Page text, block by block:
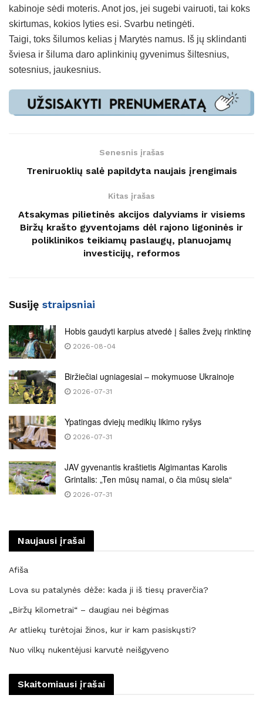
kabinoje sėdi moteris. Anot jos, jei sugebi vairuoti, tai koks
skirtumas, kokios lyties esi. Svarbu netingėti.
Taigi, toks šilumos kelias į Marytės namus. Iš jų sklindanti
šviesa ir šiluma daro aplinkinių gyvenimus šiltesnius,
sotesnius, jaukesnius.
Senesnis įrašas
Treniruoklių salė papildyta naujais įrengimais
Kitas įrašas
Atsakymas pilietinės akcijos dalyviams ir visiems
Biržų krašto gyventojams dėl rajono ligoninės ir
poliklinikos teikiamų paslaugų, planuojamų
investicijų, reformos
Susiję straipsniai
Hobis gaudyti karpius atvedė į šalies žvejų rinktinę
2026-08-04
Biržiečiai ugniagesiai – mokymuose Ukrainoje
2026-07-31
Ypatingas dviejų medikių likimo ryšys
2026-07-31
JAV gyvenantis kraštietis Algimantas Karolis
Grintalis: „Ten mūsų namai, o čia mūsų siela“
2026-07-31
Naujausi įrašai
Afiša
Lova su patalynės dėže: kada ji iš tiesų praverčia?
„Biržų kilometrai“ – daugiau nei bėgimas
Ar atliekų turėtojai žinos, kur ir kam pasiskųsti?
Nuo vilkų nukentėjusi karvutė neišgyveno
Skaitomiausi įrašai